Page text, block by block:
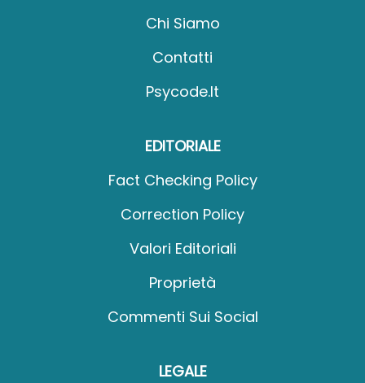
Chi Siamo
Contatti
Psycode.it
EDITORIALE
Fact Checking Policy
Correction Policy
Valori Editoriali
Proprietà
Commenti Sui Social
LEGALE